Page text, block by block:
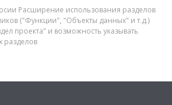
Расширение использования разделов
("Функции", "Объекты данных" и т.д.)
проекта" и возможность указывать
разделов